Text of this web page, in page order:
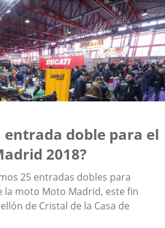
entrada doble para el
2018?
25 entradas dobles para
la moto Moto Madrid, este fin
de Cristal de la Casa de